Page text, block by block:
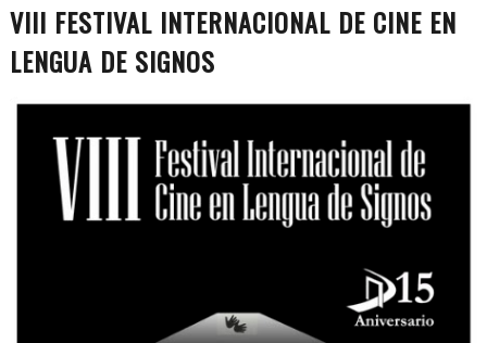
VIII FESTIVAL INTERNACIONAL DE CINE EN
LENGUA DE SIGNOS